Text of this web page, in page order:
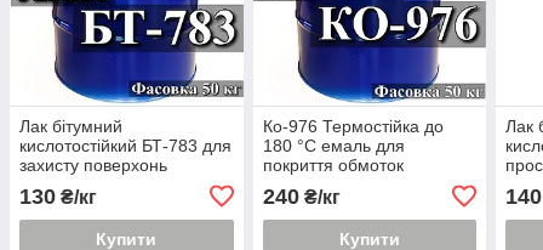
Лак бітумний
кислотостійкий БТ-783 для
захисту поверхонь
акумуляторів і їх деталей
від дії
130 ₴/кг
Купити
Ко-976 Термостійка до
180 °C емаль для
покриття обмоток
240₴/кг
Купити
Лак
140